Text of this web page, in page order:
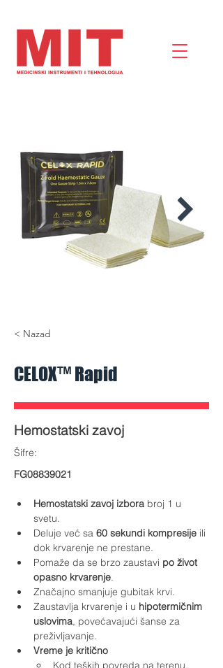
Celox Rapid 01.jpg
< Nazad
CELOX™ Rapid
Hemostatski zavoj
​Šifre:
FG08839021
Hemostatski zavoj izbora broj 1 u
svetu.
Deluje već sa 60 sekundi kompresije ili
dok krvarenje ne prestane.
Pomaže da se brzo zaustavi po život
opasno krvarenje.
Značajno smanjuje gubitak krvi.
Zaustavlja krvarenje i u hipotermičnim
uslovima, povećavajući šanse za
preživljavanje.
Vreme je kritično
Kod teških povreda na terenu,